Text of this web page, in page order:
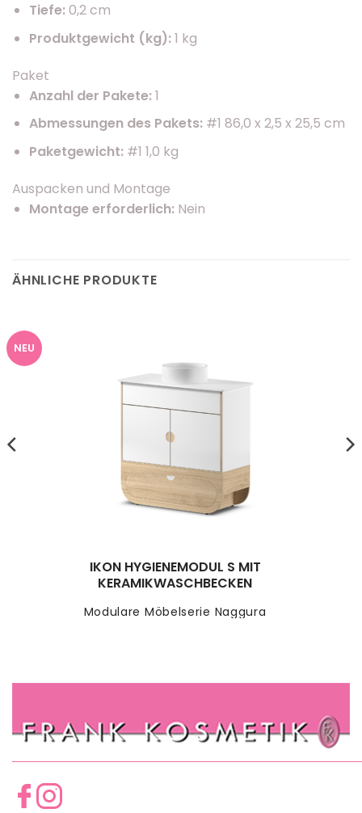
Tiefe: 0,2 cm
Produktgewicht (kg): 1 kg
Paket
Anzahl der Pakete: 1
Abmessungen des Pakets: #1 86,0 x 2,5 x 25,5 cm
Paketgewicht: #1 1,0 kg
Auspacken und Montage
Montage erforderlich: Nein
ÄHNLICHE PRODUKTE
NEU
Modulare Möbelserie Naggura
IKON HYGIENEMODUL S MIT
KERAMIKWASCHBECKEN